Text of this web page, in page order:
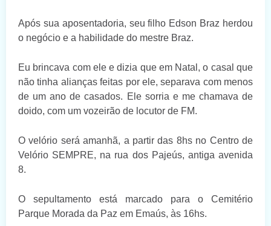
Após sua aposentadoria, seu filho Edson Braz herdou
o negócio e a habilidade do mestre Braz.
Eu brincava com ele e dizia que em Natal, o casal que
não tinha alianças feitas por ele, separava com menos
de um ano de casados. Ele sorria e me chamava de
doido, com um vozeirão de locutor de FM.
O velório será amanhã, a partir das 8hs no Centro de
Velório SEMPRE, na rua dos Pajeús, antiga avenida
8.
O sepultamento está marcado para o Cemitério
Parque Morada da Paz em Emaús, às 16hs.